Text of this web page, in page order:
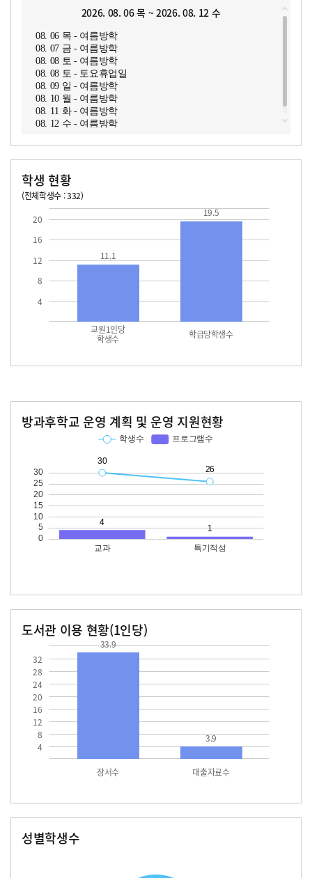
2026. 08. 06 목 ~ 2026. 08. 12 수
08. 06 목 - 여름방학
08. 07 금 - 여름방학
08. 08 토 - 여름방학
08. 08 토 - 토요휴업일
08. 09 일 - 여름방학
08. 10 월 - 여름방학
08. 11 화 - 여름방학
08. 12 수 - 여름방학
학생 현황
(전체학생수 : 332)
4
8
12
16
20
교원1인당
학생수 학급당학생수
11.1
19.5
방과후학교 운영 계획 및 운영 지원현황
도서관 이용 현황(1인당)
4
8
12
16
20
24
28
32
장서수 대출자료수
33.9
3.9
성별학생수